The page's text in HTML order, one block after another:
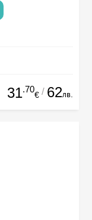
31.70
€ / 62лв.